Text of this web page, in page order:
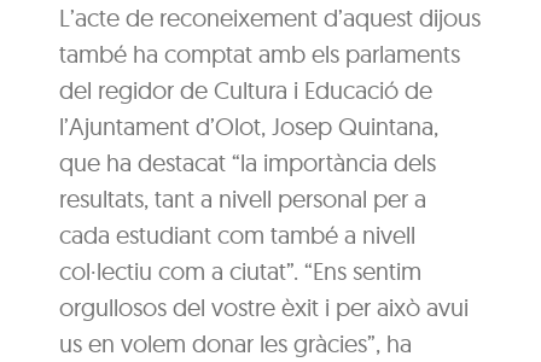
L’acte de reconeixement d’aquest dijous
també ha comptat amb els parlaments
del regidor de Cultura i Educació de
l’Ajuntament d’Olot, Josep Quintana,
que ha destacat “la importància dels
resultats, tant a nivell personal per a
cada estudiant com també a nivell
col·lectiu com a ciutat”. “Ens sentim
orgullosos del vostre èxit i per això avui
us en volem donar les gràcies”, ha